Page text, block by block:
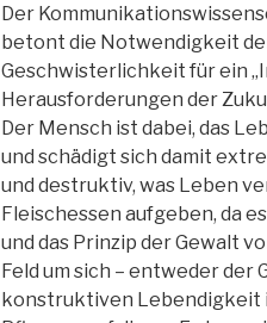
Der
betont die Notwendigkeit
Geschwisterlichkeit für ein
Herausforderungen der
Der Mensch ist dabei, das
und schädigt sich damit
und destruktiv, was Leben
Fleischessen aufgeben, da
und das Prinzip der Gewalt
Feld um sich – entweder
konstruktiven Lebendigkeit